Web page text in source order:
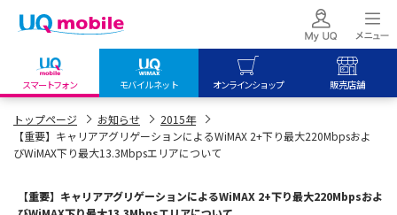
スマートフォン モバイルネット オンラインショップ 販売店舗
my UQ WiMAX
UQ WiMAX ご契約の方
UQ mobile ご契約の方
UQ mobile
オンラインショップ
オンラインショップ
UQ mobile
販売店舗
販売店舗
トップページ お知らせ
2015年
【重要】キャリアアグリゲーションによるWiMAX 2+下り最大220Mbpsおよ
びWiMAX下り最大13.3Mbpsエリアについて
【重要】キャリアアグリゲーションによるWiMAX 2+下り最大220Mbpsおよ